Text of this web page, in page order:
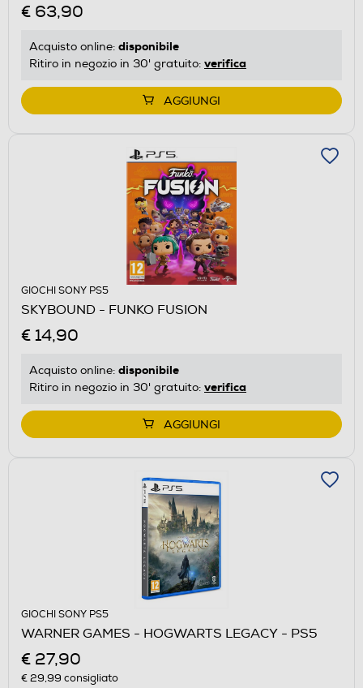
€ 63,90
Acquisto online: disponibile
Ritiro in negozio in 30' gratuito: verifica
AGGIUNGI
GIOCHI SONY PS5
SKYBOUND - FUNKO FUSION
€ 14,90
Acquisto online: disponibile
Ritiro in negozio in 30' gratuito: verifica
AGGIUNGI
GIOCHI SONY PS5
WARNER GAMES - HOGWARTS LEGACY - PS5
€ 27,90
€ 29,99 consigliato